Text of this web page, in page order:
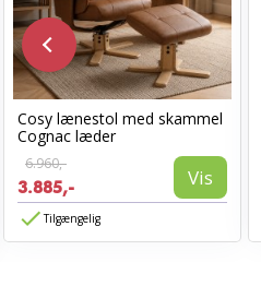
Cosy lænestol med skammel
Cognac læder
6.960,-
3.885,- Vis
Tilgængelig